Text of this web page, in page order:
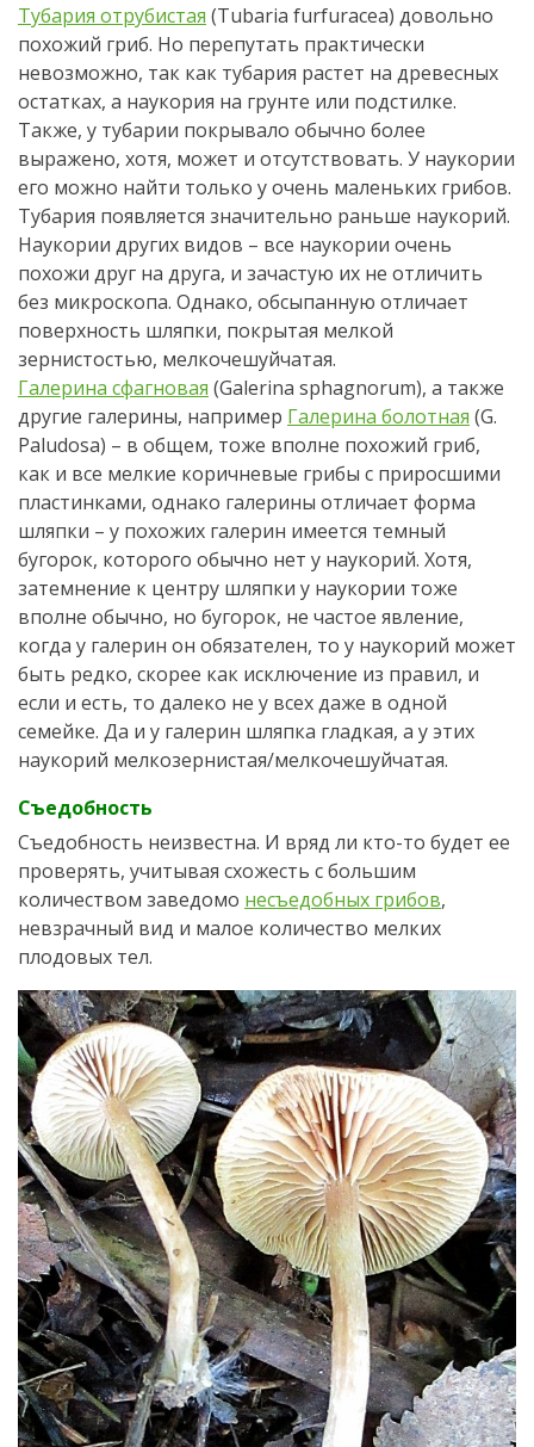
Тубария отрубистая (Tubaria furfuracea) довольно
похожий гриб. Но перепутать практически
невозможно, так как тубария растет на древесных
остатках, а наукория на грунте или подстилке.
Также, у тубарии покрывало обычно более
выражено, хотя, может и отсутствовать. У наукории
его можно найти только у очень маленьких грибов.
Тубария появляется значительно раньше наукорий.
Наукории других видов – все наукории очень
похожи друг на друга, и зачастую их не отличить
без микроскопа. Однако, обсыпанную отличает
поверхность шляпки, покрытая мелкой
зернистостью, мелкочешуйчатая.
Галерина сфагновая (Galerina sphagnorum), а также
другие галерины, например Галерина болотная (G.
Paludosa) – в общем, тоже вполне похожий гриб,
как и все мелкие коричневые грибы с приросшими
пластинками, однако галерины отличает форма
шляпки – у похожих галерин имеется темный
бугорок, которого обычно нет у наукорий. Хотя,
затемнение к центру шляпки у наукории тоже
вполне обычно, но бугорок, не частое явление,
когда у галерин он обязателен, то у наукорий может
быть редко, скорее как исключение из правил, и
если и есть, то далеко не у всех даже в одной
семейке. Да и у галерин шляпка гладкая, а у этих
наукорий мелкозернистая/мелкочешуйчатая.
Съедобность
Съедобность неизвестна. И вряд ли кто-то будет ее
проверять, учитывая схожесть с большим
количеством заведомо несъедобных грибов,
невзрачный вид и малое количество мелких
плодовых тел.